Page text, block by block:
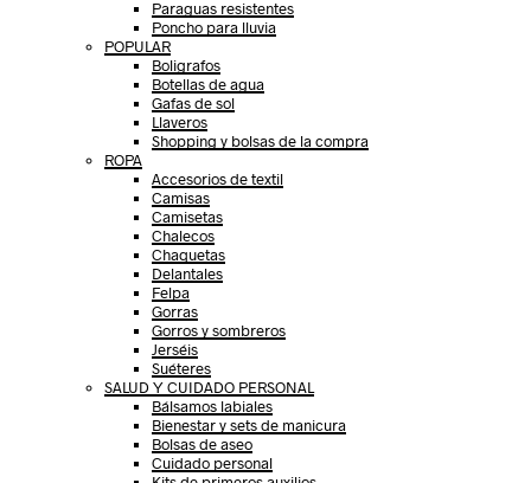
Paraguas resistentes
Poncho para lluvia
POPULAR
Boligrafos
Botellas de agua
Gafas de sol
Llaveros
Shopping y bolsas de la compra
ROPA
Accesorios de textil
Camisas
Camisetas
Chalecos
Chaquetas
Delantales
Felpa
Gorras
Gorros y sombreros
Jerséis
Suéteres
SALUD Y CUIDADO PERSONAL
Bálsamos labiales
Bienestar y sets de manicura
Bolsas de aseo
Cuidado personal